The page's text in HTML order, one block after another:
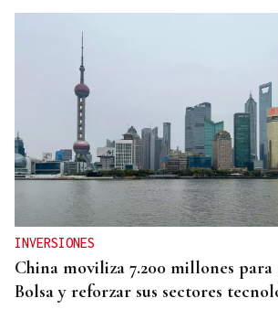
INVERSIONES
China moviliza 7.200 millones para
Bolsa y reforzar sus sectores